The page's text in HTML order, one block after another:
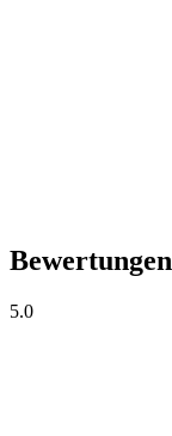
Bewertungen
5.0